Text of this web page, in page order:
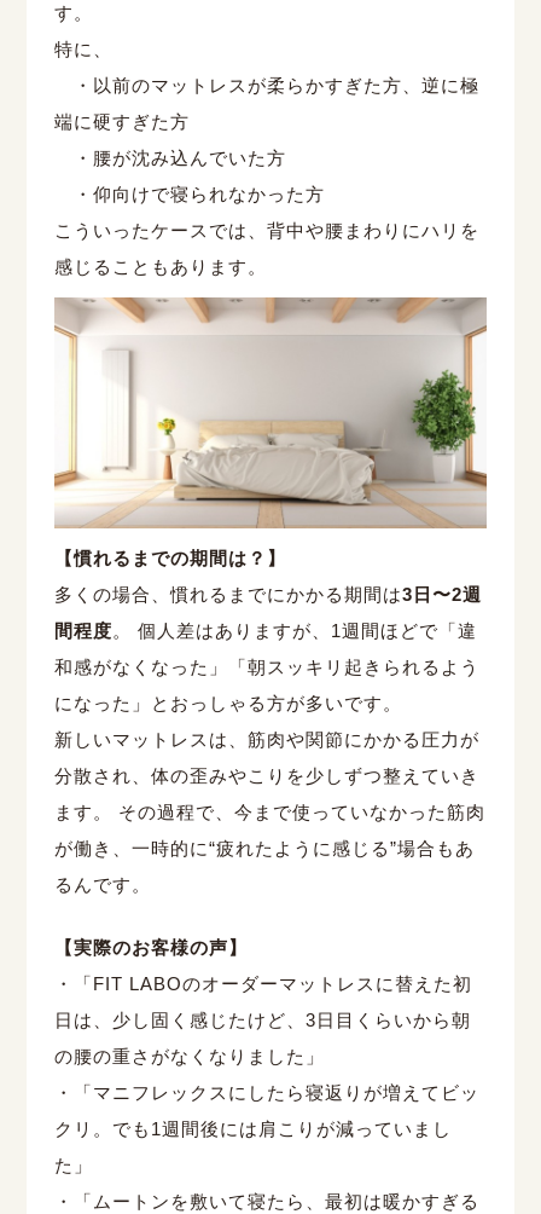
す。
特に、
・以前のマットレスが柔らかすぎた方、逆に極
端に硬すぎた方
・腰が沈み込んでいた方
・仰向けで寝られなかった方
こういったケースでは、背中や腰まわりにハリを
感じることもあります。
【慣れるまでの期間は？】
多くの場合、慣れるまでにかかる期間は3日〜2週
間程度。 個人差はありますが、1週間ほどで「違
和感がなくなった」「朝スッキリ起きられるよう
になった」とおっしゃる方が多いです。
新しいマットレスは、筋肉や関節にかかる圧力が
分散され、体の歪みやこりを少しずつ整えていき
ます。 その過程で、今まで使っていなかった筋肉
が働き、一時的に“疲れたように感じる”場合もあ
るんです。
【実際のお客様の声】
・「FIT LABOのオーダーマットレスに替えた初
日は、少し固く感じたけど、3日目くらいから朝
の腰の重さがなくなりました」
・「マニフレックスにしたら寝返りが増えてビッ
クリ。でも1週間後には肩こりが減っていまし
た」
・「ムートンを敷いて寝たら、最初は暖かすぎる